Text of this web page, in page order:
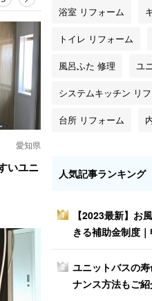
愛知県
いユニ
浴室 リフォーム
トイレ リフォーム
風呂ふた 修理 ユ
システムキッチン リ
台所 リフォーム
人気記事ランキング
1
【2023最新】お
きる補助金制度
2
ユニットバスの
ナンス方法もご